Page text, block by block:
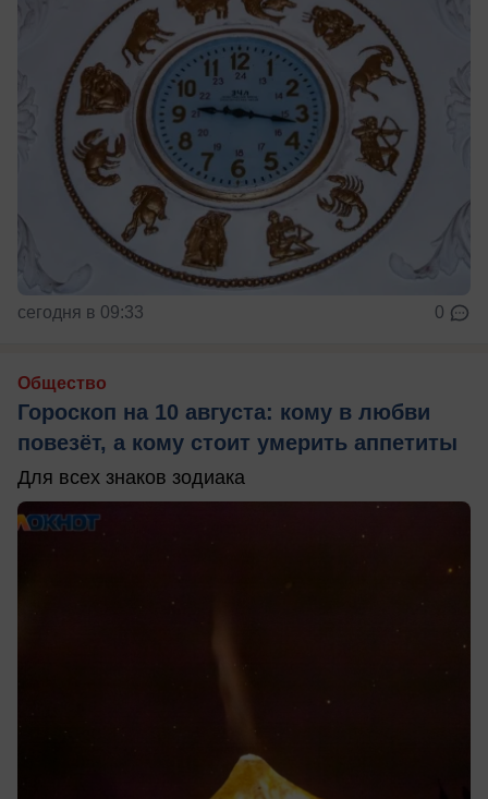
сегодня в 09:33 0
Общество
Гороскоп на 10 августа: кому в любви
повезёт, а кому стоит умерить аппетиты
Для всех знаков зодиака